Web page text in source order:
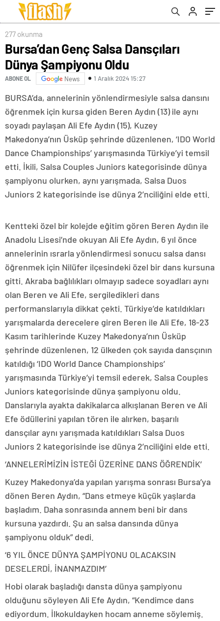
277 okunma
Bursa’dan Genç Salsa Dansçıları
Dünya Şampiyonu Oldu
ABONE OL News 1 Aralık 2024 15:27
BURSA’da, annelerinin yönlendirmesiyle salsa dansını
öğrenmek için kursa giden Beren Aydın (13) ile aynı
soyadı paylaşan Ali Efe Aydın (15), Kuzey
Makedonya’nın Üsküp şehrinde düzenlenen, ‘IDO World
Dance Championships’ yarışmasında Türkiye’yi temsil
etti. İkili, Salsa Couples Juniors kategorisinde dünya
şampiyonu olurken, aynı yarışmada, Salsa Duos
Juniors 2 kategorisinde ise dünya 2’nciliğini elde etti.
Kentteki özel bir kolejde eğitim gören Beren Aydın ile
Anadolu Lisesi’nde okuyan Ali Efe Aydın, 6 yıl önce
annelerinin ısrarla yönlendirmesi sonucu salsa dansı
öğrenmek için Nilüfer ilçesindeki özel bir dans kursuna
gitti. Akraba bağlılıkları olmayıp sadece soyadları aynı
olan Beren ve Ali Efe, sergiledikleri dans
performanslarıyla dikkat çekti. Türkiye’de katıldıkları
yarışmalarda derecelere giren Beren ile Ali Efe, 18-23
Kasım tarihlerinde Kuzey Makedonya’nın Üsküp
şehrinde düzenlenen, 12 ülkeden çok sayıda dansçının
katıldığı ‘IDO World Dance Championships’
yarışmasında Türkiye’yi temsil ederek, Salsa Couples
Juniors kategorisinde dünya şampiyonu oldu.
Danslarıyla ayakta dakikalarca alkışlanan Beren ve Ali
Efe ödüllerini yapılan tören ile alırken, başarılı
dansçılar aynı yarışmada katıldıkları Salsa Duos
Juniors 2 kategorisinde ise dünya 2’nciliğini elde etti.
‘ANNELERİMİZİN İSTEĞİ ÜZERİNE DANS ÖĞRENDİK’
Kuzey Makedonya’da yapılan yarışma sonrası Bursa’ya
dönen Beren Aydın, “Dans etmeye küçük yaşlarda
başladım. Daha sonrasında annem beni bir dans
kursuna yazdırdı. Şu an salsa dansında dünya
şampiyonu olduk” dedi.
‘6 YIL ÖNCE DÜNYA ŞAMPİYONU OLACAKSIN
DESELERDİ, İNANMAZDIM’
Hobi olarak başladığı dansta dünya şampiyonu
olduğunu söyleyen Ali Efe Aydın, “Kendimce dans
ediyordum. İlkokuldayken hocam anneme söylemiş.